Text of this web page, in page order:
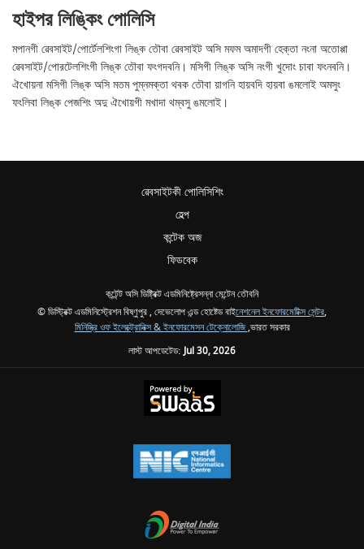
হাইপর লিঙ্কিং পোলিসি
মপানগী ৱেবসাইট/পোর্টেলশিংগা লিঙ্ক তৌবা ৱেবসাইট অসি মফম অমাদগী হেক্তা নংনা অতোপ্পা
ৱেবসাইট/পোরটেলশিংগী লিঙ্ক তৌবা ফংগদবনি। মসিগী লিঙ্ক অসি নংগী খুদোং চাবা ফংনবনি।
ঐখোয়না মসিগী লিঙ্ক অসি মতম পুম্নমক্তা থবক তৌবা য়াগনি হায়বদি হায়বা ঙমলোই অমসুং
ফংলিবা লিঙ্ক পেজশিং অদু ঐখোয়গী মখাদা থম্বসু ঙমলোই।
ৱেবসাইটকী পোলিসিশিং
হেল্প
কন্টেক অজ
ফিডবেক
কন্টেন্ট অসি ডিষ্ট্রিক্ট এডমিনিষ্ট্রেসন্না মেন্টেন তৌবনি
© ডিস্ট্রিক্ট এডমিনিস্ট্রেশন বিষ্ণুপুর , দেভেলোপ এন্ড হোষ্টেড বাইনেশনেল ইনফোরমেটিক্স সেন্টর,
মিনিস্ত্রি ওফ ইলেক্ট্রোনিক্স & ইনফোরমেসন টেক্নোলোজি,ভারত সরকার
লাস্ট আপডেটেড:Jul 30, 2026